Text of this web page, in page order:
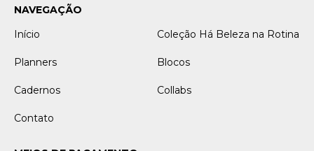
NAVEGAÇÃO
Início
Coleção Há Beleza na Rotina
Planners Blocos
Cadernos Collabs
Contato